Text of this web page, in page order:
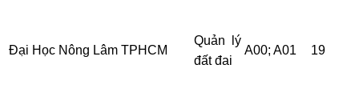
Đại Học Nông Lâm TPHCM
Quản lý
đất đai
A00; A01 19